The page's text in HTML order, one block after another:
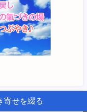
寄せを綴る